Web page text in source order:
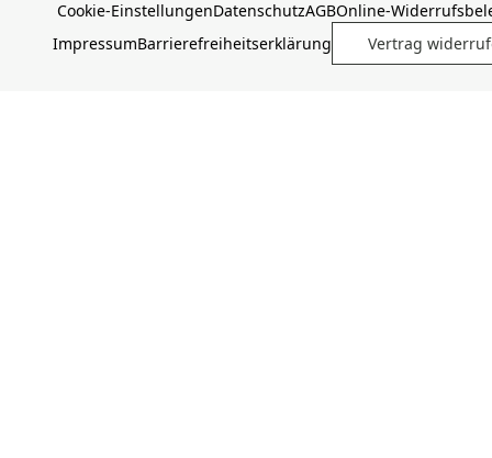
Cookie-EinstellungenDatenschutzAGBOnline-
ImpressumBarrierefreiheitserklärung Vertrag